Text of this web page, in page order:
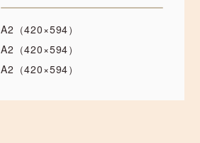
A2（420×594）
A2（420×594）
A2（420×594）